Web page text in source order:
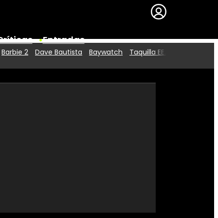
Entradas
Premios
Barbie 2 Dave Bautista Baywatch Taquilla EE.UU.